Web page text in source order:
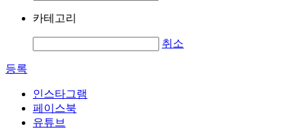
카테고리
취소
등록
인스타그램
페이스북
유튜브